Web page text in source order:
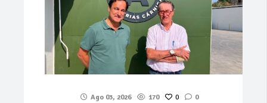
Ago 03, 2026 170 0 0